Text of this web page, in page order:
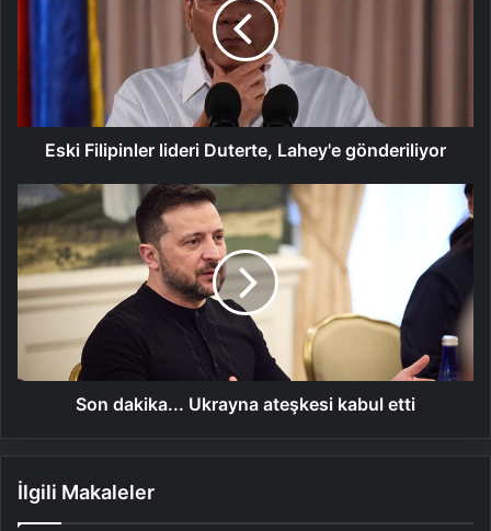
Lahey'e
gönderiliyor
Eski Filipinler lideri Duterte, Lahey'e gönderiliyor
Son
dakika...
Ukrayna
ateşkesi
kabul
etti
Son dakika... Ukrayna ateşkesi kabul etti
İlgili Makaleler